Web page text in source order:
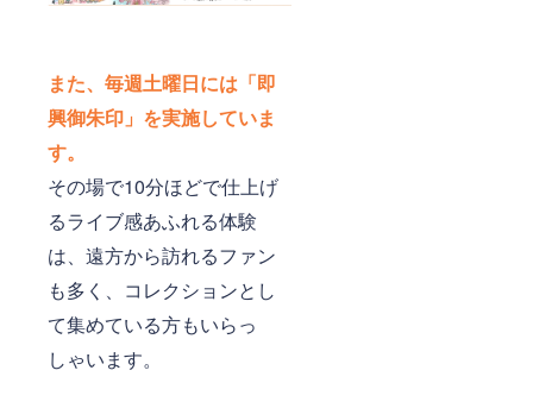
また、毎週土曜日には「即
興御朱印」を実施していま
す。
その場で10分ほどで仕上げ
るライブ感あふれる体験
は、遠方から訪れるファン
も多く、コレクションとし
て集めている方もいらっ
しゃいます。